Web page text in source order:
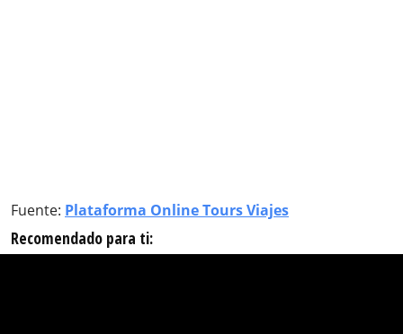
Fuente: Plataforma Online Tours Viajes
Recomendado para ti: